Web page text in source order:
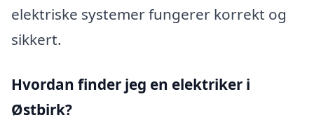
elektriske systemer fungerer korrekt og
sikkert.
Hvordan finder jeg en elektriker i
Østbirk?